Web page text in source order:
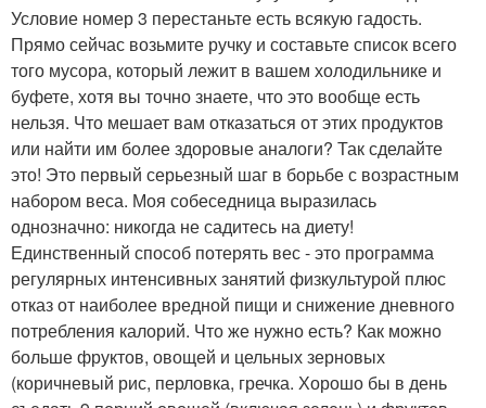
Условие номер 3 перестаньте есть всякую гадость.
Прямо сейчас возьмите ручку и составьте список всего
того мусора, который лежит в вашем холодильнике и
буфете, хотя вы точно знаете, что это вообще есть
нельзя. Что мешает вам отказаться от этих продуктов
или найти им более здоровые аналоги? Так сделайте
это! Это первый серьезный шаг в борьбе с возрастным
набором веса. Моя собеседница выразилась
однозначно: никогда не садитесь на диету!
Единственный способ потерять вес - это программа
регулярных интенсивных занятий физкультурой плюс
отказ от наиболее вредной пищи и снижение дневного
потребления калорий. Что же нужно есть? Как можно
больше фруктов, овощей и цельных зерновых
(коричневый рис, перловка, гречка. Хорошо бы в день